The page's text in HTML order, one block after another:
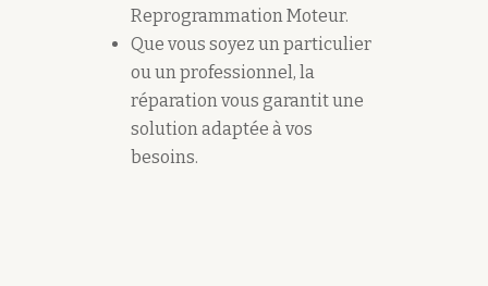
Reprogrammation Moteur.
Que vous soyez un particulier
ou un professionnel, la
réparation vous garantit une
solution adaptée à vos
besoins.